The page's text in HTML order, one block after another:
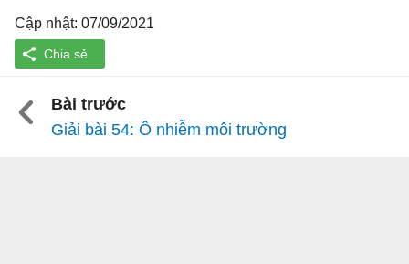
Cập nhật: 07/09/2021
Bài trước
Giải bài 54: Ô nhiễm môi trường